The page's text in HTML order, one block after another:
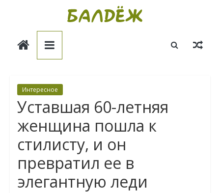
Балдёж
Интересное
Уставшая 60-летняя
женщина пошла к
стилисту, и он
превратил ее в
элегантную леди